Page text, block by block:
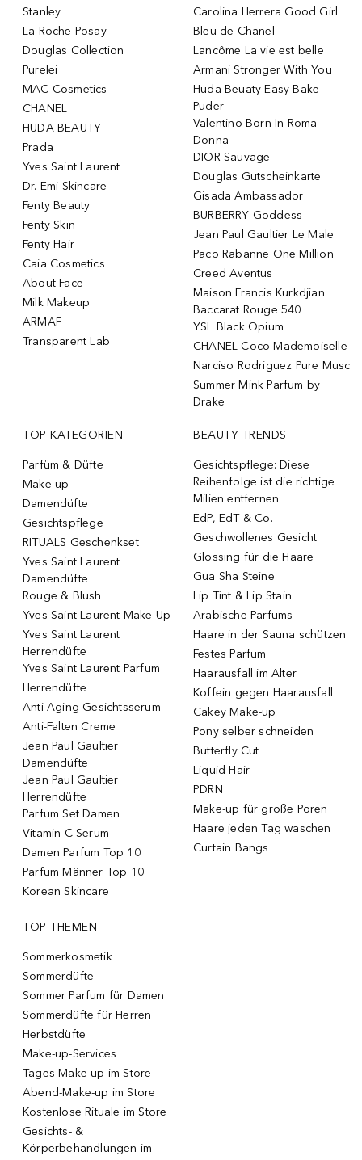
Stanley
La Roche-Posay
Douglas Collection
Purelei
MAC Cosmetics
CHANEL
HUDA BEAUTY
Prada
Yves Saint Laurent
Dr. Emi Skincare
Fenty Beauty
Fenty Skin
Fenty Hair
Caia Cosmetics
About Face
Milk Makeup
ARMAF
Transparent Lab
Carolina Herrera Good Girl
Bleu de Chanel
Lancôme La vie est belle
Armani Stronger With You
Huda Beuaty Easy Bake
Puder
Valentino Born In Roma
Donna
DIOR Sauvage
Douglas Gutscheinkarte
Gisada Ambassador
BURBERRY Goddess
Jean Paul Gaultier Le Male
Paco Rabanne One Million
Creed Aventus
Maison Francis Kurkdjian
Baccarat Rouge 540
YSL Black Opium
CHANEL Coco Mademoiselle
Narciso Rodriguez Pure Musc
Summer Mink Parfum by
Drake
TOP KATEGORIEN
Parfüm & Düfte
Make-up
Damendüfte
Gesichtspflege
RITUALS Geschenkset
Yves Saint Laurent
Damendüfte
Rouge & Blush
Yves Saint Laurent Make-Up
Yves Saint Laurent
Herrendüfte
Yves Saint Laurent Parfum
Herrendüfte
Anti-Aging Gesichtsserum
Anti-Falten Creme
Jean Paul Gaultier
Damendüfte
Jean Paul Gaultier
Herrendüfte
Parfum Set Damen
Vitamin C Serum
Damen Parfum Top 10
Parfum Männer Top 10
Korean Skincare
BEAUTY TRENDS
Gesichtspflege: Diese
Reihenfolge ist die richtige
Milien entfernen
EdP, EdT & Co.
Geschwollenes Gesicht
Glossing für die Haare
Gua Sha Steine
Lip Tint & Lip Stain
Arabische Parfums
Haare in der Sauna schützen
Festes Parfum
Haarausfall im Alter
Koffein gegen Haarausfall
Cakey Make-up
Pony selber schneiden
Butterfly Cut
Liquid Hair
PDRN
Make-up für große Poren
Haare jeden Tag waschen
Curtain Bangs
TOP THEMEN
Sommerkosmetik
Sommerdüfte
Sommer Parfum für Damen
Sommerdüfte für Herren
Herbstdüfte
Make-up-Services
Tages-Make-up im Store
Abend-Make-up im Store
Kostenlose Rituale im Store
Gesichts- &
Körperbehandlungen im